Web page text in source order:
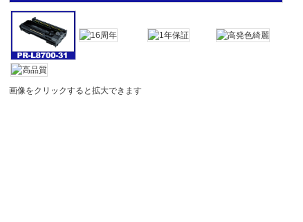
画像をクリックすると拡大できます